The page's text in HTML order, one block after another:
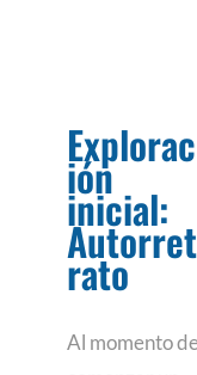
Explorac
ión
inicial:
Autorret
rato
Al momento de